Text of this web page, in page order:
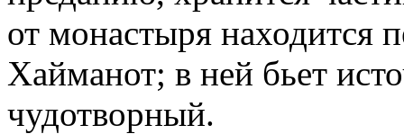
от монастыря находится
Хайманот; в ней бьет
чудотворный.